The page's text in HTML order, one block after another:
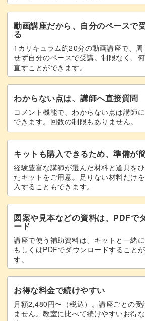
基本の手順をマスターしたら、異な
ンも楽しめます。
足元のオシャレが映える夏は、ペデ
です◎
シンプルなのに目を奪われる、涼し
ネイル。
時短で魅力あふれるデザインを、ぜ
いね！
動画講座だから、自分のペースで
る
1カリキュラム約20分の動画講座で、周
せず自分のペースで受講。制限なく、
直すことができます。
わからない点は、講師へ直接質問
コメント機能で、わからない点は講師
できます。回数の制限もありません。
キットも購入できるため、準備が
経験豊富な講師が選んだ材料と道具を
たキットをご用意。足りない材料だけ
入することもできます。
図案や見本などの資料は、PDFで
ード
講座で使う補助資料は、キットと一緒に
もしくはPDFでダウンロードすること
す。
お得な料金で続けやすい
月額2,480円〜（税込）。講座ごとの受
ません。教室に比べて続けやすいお得